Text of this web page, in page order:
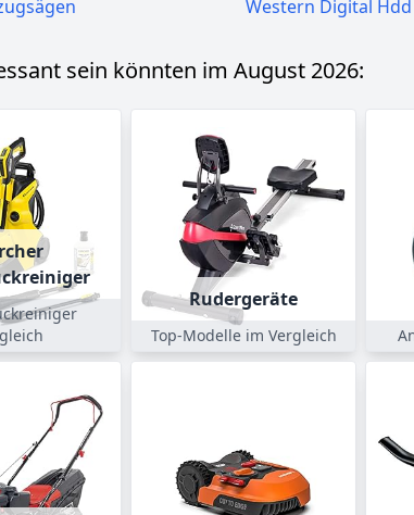
Western Digital Hdd
sein könnten im August 2026:
Rudergeräte
Top-Modelle im Vergleich